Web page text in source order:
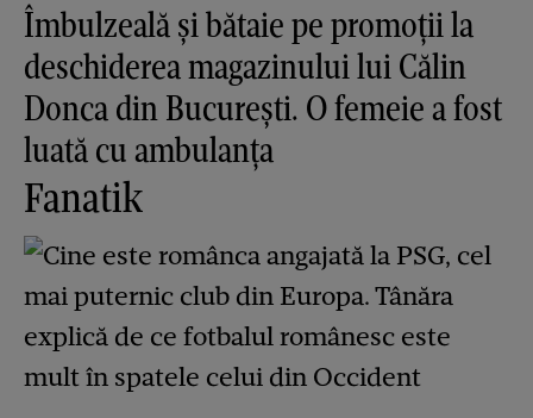
Îmbulzeală și bătaie pe promoții la
deschiderea magazinului lui Călin
Donca din București. O femeie a fost
luată cu ambulanța
Fanatik